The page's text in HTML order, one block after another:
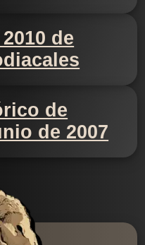
de
de
de 2007